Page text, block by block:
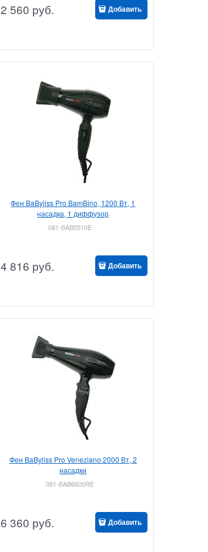
2 560 руб. Добавить
Фен BaByliss Pro BamBino, 1200 Вт, 1
насадка, 1 диффузор
081-BAB5510E
4 816 руб. Добавить
Фен BaByliss Pro Veneziano 2000 Вт, 2
насадки
081-BAB6600RE
6 360 руб. Добавить